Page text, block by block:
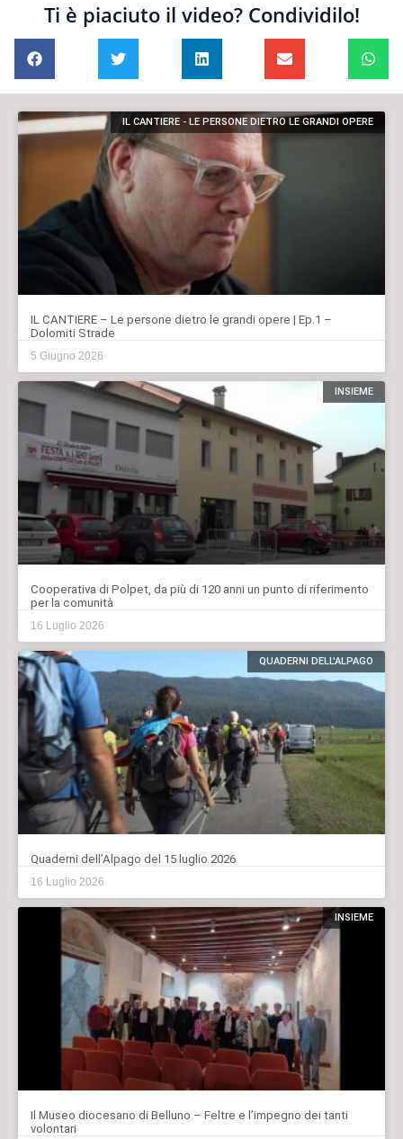
Ti è piaciuto il video? Condividilo!
IL CANTIERE - LE PERSONE DIETRO LE GRANDI OPERE
IL CANTIERE – Le persone dietro le grandi opere | Ep.1 –
Dolomiti Strade
5 Giugno 2026
INSIEME
Cooperativa di Polpet, da più di 120 anni un punto di riferimento
per la comunità
16 Luglio 2026
QUADERNI DELL'ALPAGO
Quaderni dell’Alpago del 15 luglio 2026
16 Luglio 2026
INSIEME
Il Museo diocesano di Belluno – Feltre e l’impegno dei tanti
volontari